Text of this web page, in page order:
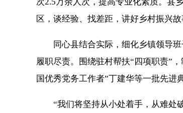
区，谈经验、找差距，讲好乡村振兴
同心县结合实际，细化乡镇领导班
履职尽责。围绕驻村帮扶“四项职责”
国优秀党务工作者”丁建华等一批先进
“我们将坚持从小处着手，从难处破